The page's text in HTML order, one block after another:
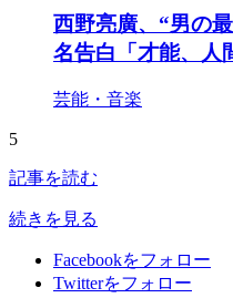
西野亮廣、“男の
名告白「才能、人
芸能・音楽
5
記事を読む
続きを見る
Facebookをフォロー
Twitterをフォロー